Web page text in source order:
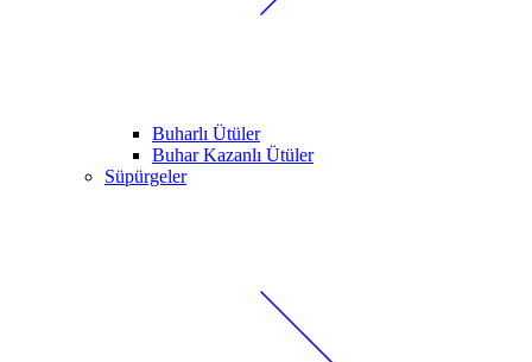
Buharlı Ütüler
Buhar Kazanlı Ütüler
Süpürgeler